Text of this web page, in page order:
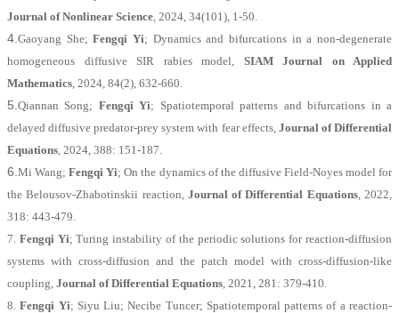
Journal of Nonlinear Science, 2024, 34(101), 1-50.
4. Gaoyang She;Fengqi Yi; Dynamics and bifurcations in a non-degenerate
homogeneous diffusive SIR rabies model, SIAM Journal on Applied
Mathematics, 2024, 84(2), 632-660.
5. Qiannan Song; Fengqi Yi; Spatiotemporal patterns and bifurcations in a
delayed diffusive predator-prey system with fear effects, Journal of Differential
Equations, 2024, 388: 151-187.
6. Mi Wang;Fengqi Yi; On the dynamics of the diffusive Field-Noyes model for
the Belousov-Zhabotinskii reaction, Journal of Differential Equations, 2022,
318: 443-479.
7. Fengqi Yi; Turing instability of the periodic solutions for reaction-diffusion
systems with cross-diffusion and the patch model with cross-diffusion-like
coupling, Journal of Differential Equations, 2021, 281: 379-410.
8.Fengqi Yi; Siyu Liu; Necibe Tuncer; Spatiotemporal patterns of a reaction-